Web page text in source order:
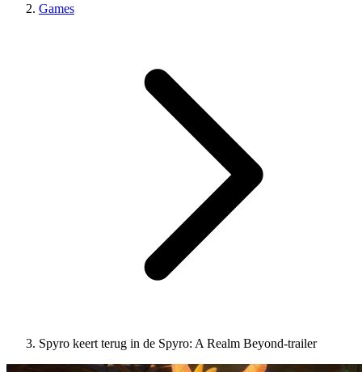
Games
Spyro keert terug in de Spyro: A Realm Beyond-trailer